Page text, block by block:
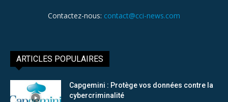
Contactez-nous: contact@cci-news.com
ARTICLES POPULAIRES
Capgemini : Protège vos données contre la
cybercriminalité